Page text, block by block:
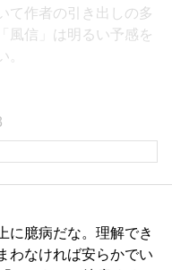
て作者の引き出しの多
風信」は明るい予感を
。
に臆病だな。理解でき
わなければ安らかでい